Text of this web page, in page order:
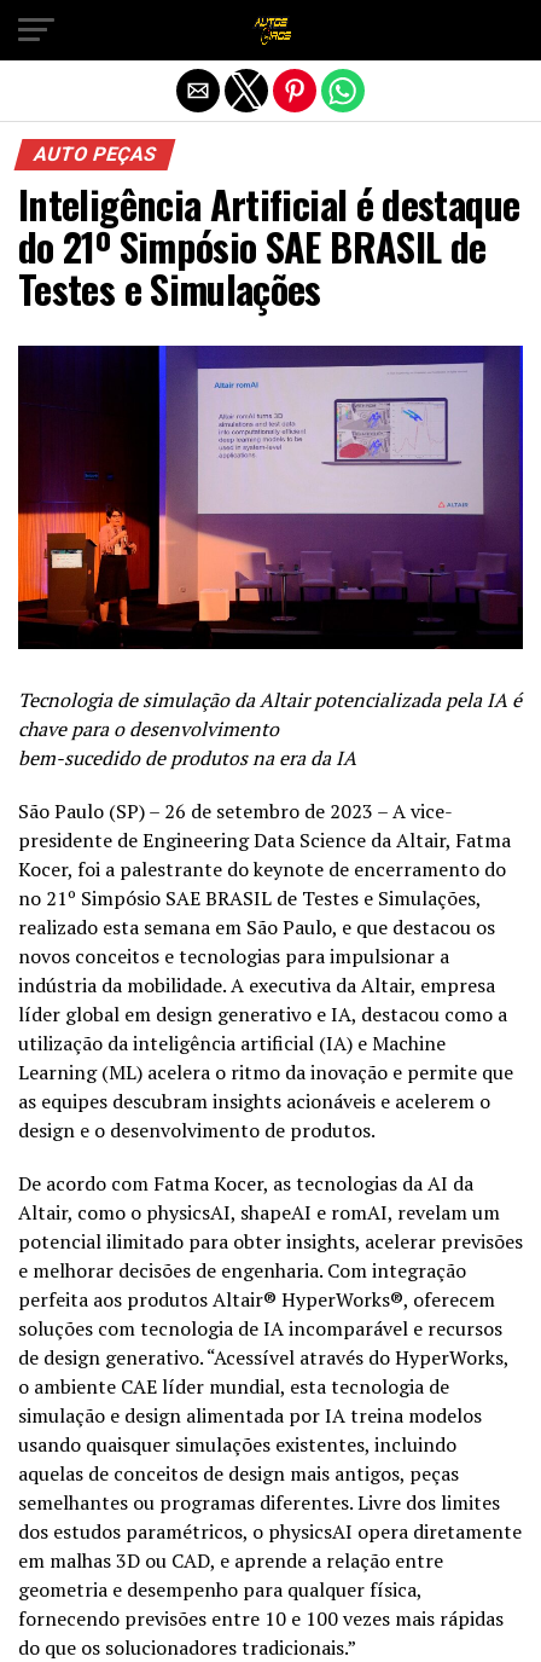
AUTO PEÇAS
Inteligência Artificial é destaque
do 21º Simpósio SAE BRASIL de
Testes e Simulações
Tecnologia de simulação da Altair potencializada pela IA é
chave para o desenvolvimento
bem-sucedido de produtos na era da IA
São Paulo (SP) – 26 de setembro de 2023 – A vice-
presidente de Engineering Data Science da Altair, Fatma
Kocer, foi a palestrante do keynote de encerramento do
no 21º Simpósio SAE BRASIL de Testes e Simulações,
realizado esta semana em São Paulo, e que destacou os
novos conceitos e tecnologias para impulsionar a
indústria da mobilidade. A executiva da Altair, empresa
líder global em design generativo e IA, destacou como a
utilização da inteligência artificial (IA) e Machine
Learning (ML) acelera o ritmo da inovação e permite que
as equipes descubram insights acionáveis e acelerem o
design e o desenvolvimento de produtos.
De acordo com Fatma Kocer, as tecnologias da AI da
Altair, como o physicsAI, shapeAI e romAI, revelam um
potencial ilimitado para obter insights, acelerar previsões
e melhorar decisões de engenharia. Com integração
perfeita aos produtos Altair® HyperWorks®, oferecem
soluções com tecnologia de IA incomparável e recursos
de design generativo. “Acessível através do HyperWorks,
o ambiente CAE líder mundial, esta tecnologia de
simulação e design alimentada por IA treina modelos
usando quaisquer simulações existentes, incluindo
aquelas de conceitos de design mais antigos, peças
semelhantes ou programas diferentes. Livre dos limites
dos estudos paramétricos, o physicsAI opera diretamente
em malhas 3D ou CAD, e aprende a relação entre
geometria e desempenho para qualquer física,
fornecendo previsões entre 10 e 100 vezes mais rápidas
do que os solucionadores tradicionais.”
Sair da versão mobile